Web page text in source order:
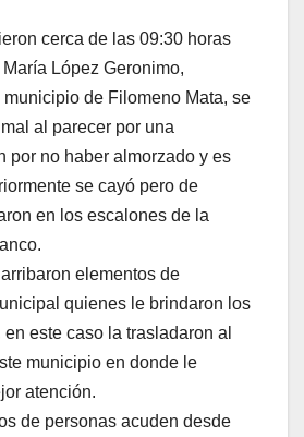
cerca de las 09:30 horas
López Geronimo,
de Filomeno Mata, se
al parecer por una
por no haber almorzado y es
se cayó pero de
en los escalones de la
elementos de
quienes le brindaron los
este caso la trasladaron al
municipio en donde le
atención.
de personas acuden desde